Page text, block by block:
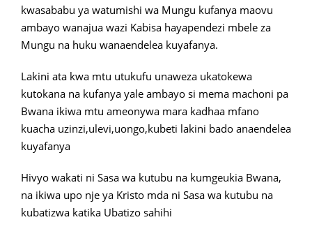
kwasababu ya watumishi wa Mungu kufanya maovu
ambayo wanajua wazi Kabisa hayapendezi mbele za
Mungu na huku wanaendelea kuyafanya.
Lakini ata kwa mtu utukufu unaweza ukatokewa
kutokana na kufanya yale ambayo si mema machoni pa
Bwana ikiwa mtu ameonywa mara kadhaa mfano
kuacha uzinzi,ulevi,uongo,kubeti lakini bado anaendelea
kuyafanya
Hivyo wakati ni Sasa wa kutubu na kumgeukia Bwana,
na ikiwa upo nje ya Kristo mda ni Sasa wa kutubu na
kubatizwa katika Ubatizo sahihi